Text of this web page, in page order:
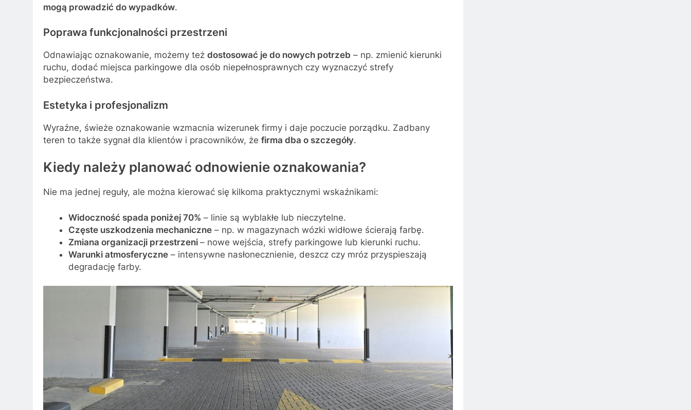
mogą prowadzić do wypadków.
Poprawa funkcjonalności przestrzeni
Odnawiając oznakowanie, możemy też dostosować je do nowych potrzeb – np. zmienić kierunki
ruchu, dodać miejsca parkingowe dla osób niepełnosprawnych czy wyznaczyć strefy
bezpieczeństwa.
Estetyka i profesjonalizm
Wyraźne, świeże oznakowanie wzmacnia wizerunek firmy i daje poczucie porządku. Zadbany
teren to także sygnał dla klientów i pracowników, że firma dba o szczegóły.
Kiedy należy planować odnowienie oznakowania?
Nie ma jednej reguły, ale można kierować się kilkoma praktycznymi wskaźnikami:
Widoczność spada poniżej 70% – linie są wyblakłe lub nieczytelne.
Częste uszkodzenia mechaniczne– np. w magazynach wózki widłowe ścierają farbę.
Zmiana organizacji przestrzeni – nowe wejścia, strefy parkingowe lub kierunki ruchu.
Warunki atmosferyczne– intensywne nasłonecznienie, deszcz czy mróz przyspieszają
degradację farby.